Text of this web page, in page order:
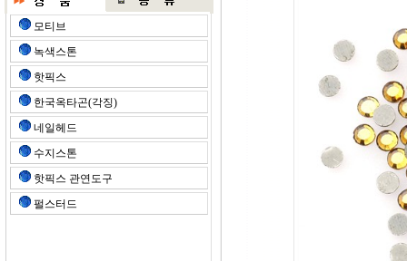
모티브
녹색스톤
핫픽스
한국옥타곤(각징)
네일헤드
수지스톤
핫픽스 관연도구
펄스터드